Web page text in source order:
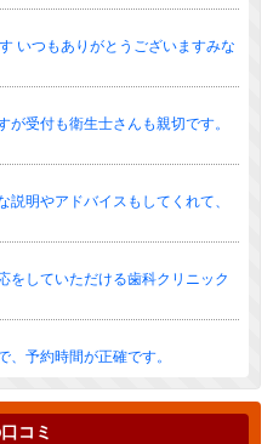
いつもありがとうございますみな
受付も衛生士さんも親切です。
明やアドバイスもしてくれて、
をしていただける歯科クリニック
予約時間が正確です。
コミ